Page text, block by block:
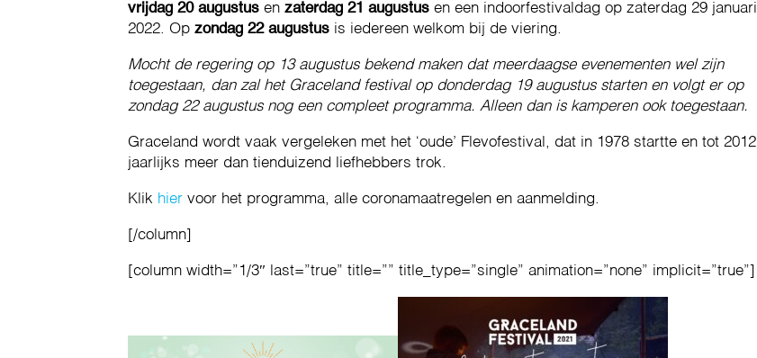
vrijdag 20 augustus en zaterdag 21 augustus en een indoorfestivaldag op zaterdag 29 januari
2022. Op zondag 22 augustus is iedereen welkom bij de viering.
Mocht de regering op 13 augustus bekend maken dat meerdaagse evenementen wel zijn
toegestaan, dan zal het Graceland festival op donderdag 19 augustus starten en volgt er op
zondag 22 augustus nog een compleet programma. Alleen dan is kamperen ook toegestaan.
Graceland wordt vaak vergeleken met het ‘oude’ Flevofestival, dat in 1978 startte en tot 2012
jaarlijks meer dan tienduizend liefhebbers trok.
Klik hier voor het programma, alle coronamaatregelen en aanmelding.
[/column]
[column width=”1/3″ last=”true” title=”” title_type=”single” animation=”none” implicit=”true”]